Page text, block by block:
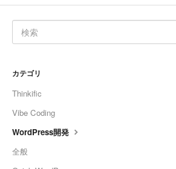
カテゴリ
Thinkific
Vibe Coding
WordPress開発
全般